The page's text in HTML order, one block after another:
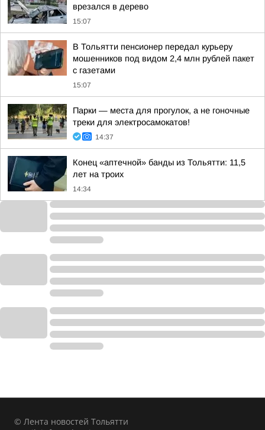
врезался в дерево
15:07
В Тольятти пенсионер передал курьеру
мошенников под видом 2,4 млн рублей пакет
с газетами
15:07
Парки — места для прогулок, а не гоночные
треки для электросамокатов!
14:37
Конец «аптечной» банды из Тольятти: 11,5
лет на троих
14:34
© Лента новостей Тольятти